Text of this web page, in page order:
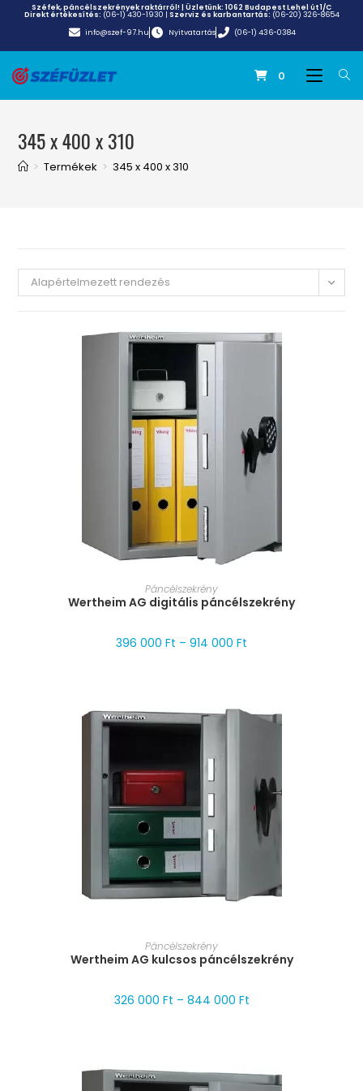
Széfek, páncélszekrények raktárról! | Üzletünk:1062 Budapest Lehel út 1/C
Direkt értékesítés: (06-1) 430-1930 | Szerviz és karbantartás: (06-20) 326-8654
info@szef-97.hu
Nyitvatartás (06-1) 436-0384
0
345 x 400 x 310
> Termékek > 345 x 400 x 310
Alapértelmezett rendezés
MÉRET VÁLASZTÁSA
Páncélszekrény
Wertheim AG digitális páncélszekrény
396 000 Ft – 914 000 Ft
MÉRET VÁLASZTÁSA
Páncélszekrény
Wertheim AG kulcsos páncélszekrény
326 000 Ft – 844 000 Ft